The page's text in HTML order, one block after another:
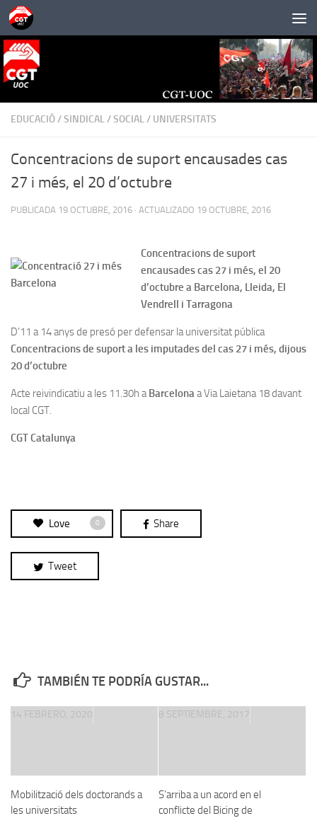
Saltar al contenido
EDUCACIÓ/SINDICAL/SOCIAL/ UNIVERSITATS
Concentracions de suport encausades cas
27 i més, el 20 d’octubre
PUBLICADA 19 OCTUBRE, 2016 · ACTUALIZADO 19 OCTUBRE, 2016
Concentracions de suport
encausades cas 27 i més, el 20
d’octubre a Barcelona, Lleida, El
Vendrell i Tarragona
D’11 a 14 anys de presó per defensar la universitat pública
Concentracions de suport a les imputades del cas 27 i més, dijous
20 d’octubre
Acte reivindicatiu a les 11.30h a Barcelona a Via Laietana 18 davant
local CGT.
CGT Catalunya
Love 0 Share
Tweet
TAMBIÉN TE PODRÍA GUSTAR...
Mobilització dels doctorands a
les universitats
14 FEBRERO, 2020
S’arriba a un acord en el
conflicte del Bicing de
8 SEPTIEMBRE, 2017